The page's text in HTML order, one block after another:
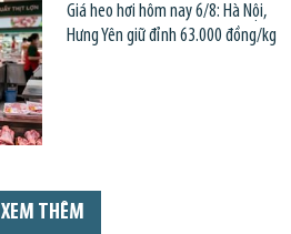
Giá heo hơi hôm nay 6/8: Hà Nội,
Hưng Yên giữ đỉnh 63.000 đồng/kg
XEM THÊM